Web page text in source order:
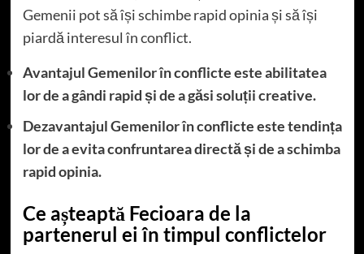
Gemenii pot să își schimbe rapid opinia și să își
piardă interesul în conflict.
Avantajul Gemenilor în conflicte este abilitatea
lor de a gândi rapid și de a găsi soluții creative.
Dezavantajul Gemenilor în conflicte este tendința
lor de a evita confruntarea directă și de a schimba
rapid opinia.
Ce așteaptă Fecioara de la
partenerul ei în timpul conflictelor